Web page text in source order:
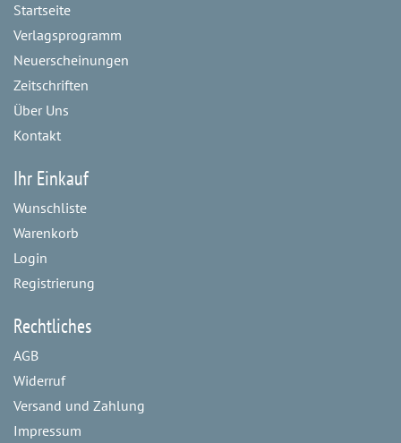
Startseite
Verlagsprogramm
Neuerscheinungen
Zeitschriften
Über Uns
Kontakt
Ihr Einkauf
Wunschliste
Warenkorb
Login
Registrierung
Rechtliches
AGB
Widerruf
Versand und Zahlung
Impressum